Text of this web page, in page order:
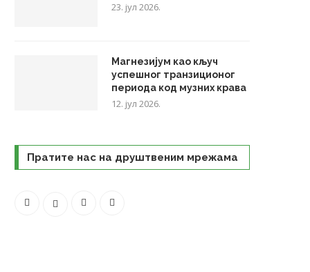
23. јул 2026.
Магнезијум као кључ
успешног транзиционог
периода код музних крава
12. јул 2026.
Пратите нас на друштвеним мрежама